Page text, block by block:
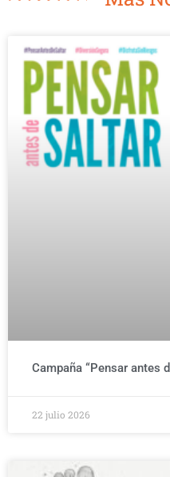
Campaña “Pensar antes
22 julio 2026